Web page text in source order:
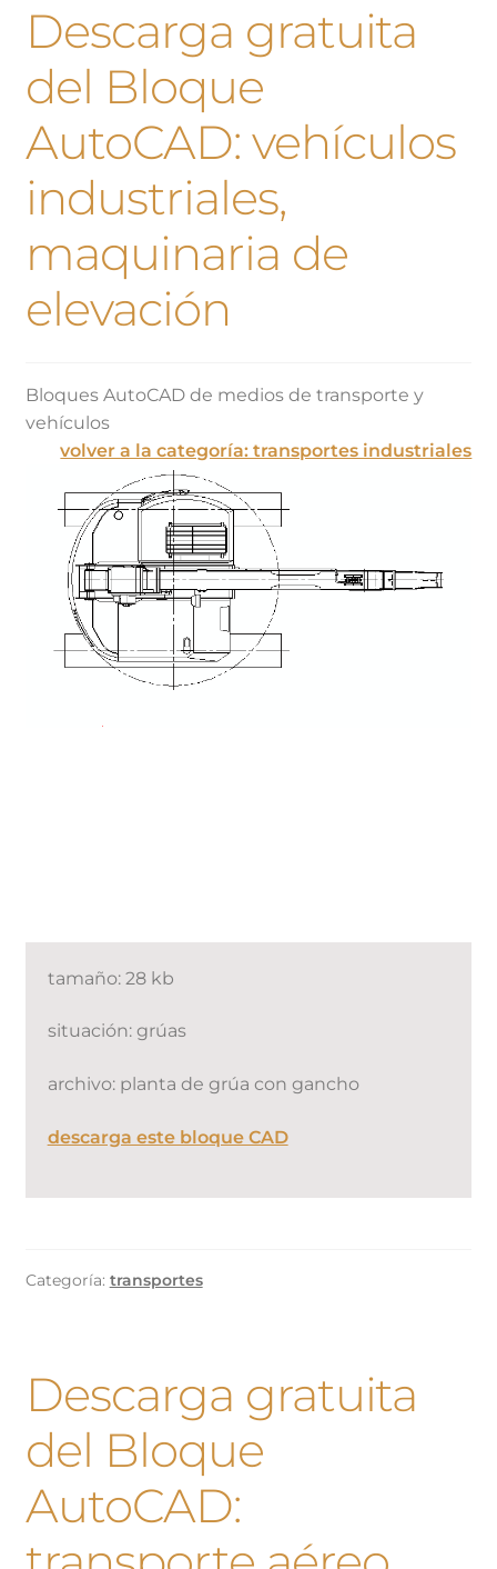
Descarga gratuita
del Bloque
AutoCAD: vehículos
industriales,
maquinaria de
elevación
Bloques AutoCAD de medios de transporte y
vehículos
volver a la categoría: transportes industriales
tamaño: 28 kb
situación: grúas
archivo: planta de grúa con gancho
descarga este bloque CAD
Categoría: transportes
Descarga gratuita
del Bloque
AutoCAD: